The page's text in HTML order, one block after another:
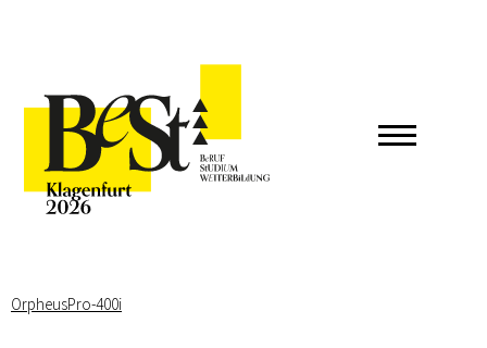
OrpheusPro-400i